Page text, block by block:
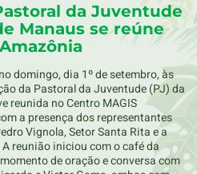
da Juventude
Manaus se reúne
domingo, dia 1º de setembro, às
da Pastoral da Juventude (PJ) da
reunida no Centro MAGIS
a presença dos representantes
Vignola, Setor Santa Rita e a
reunião iniciou com o café da
de oração e conversa com